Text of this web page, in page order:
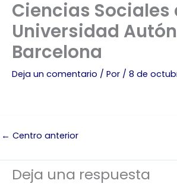
Ciencias Sociales
Universidad
Barcelona
Deja un comentario / Por / 8 de
← Centro anterior
Deja una respuesta